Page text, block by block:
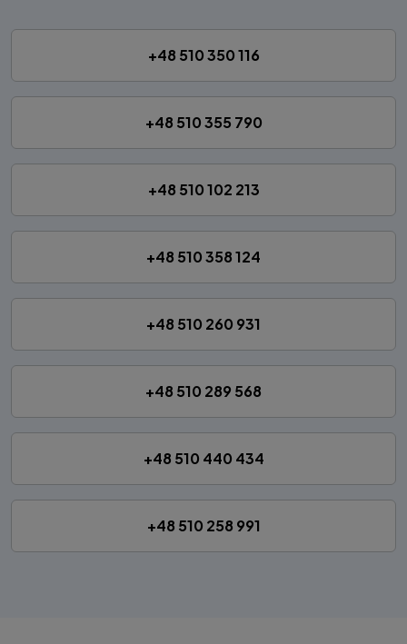
+48 510 350 116
+48 510 355 790
+48 510 102 213
+48 510 358 124
+48 510 260 931
+48 510 289 568
+48 510 440 434
+48 510 258 991